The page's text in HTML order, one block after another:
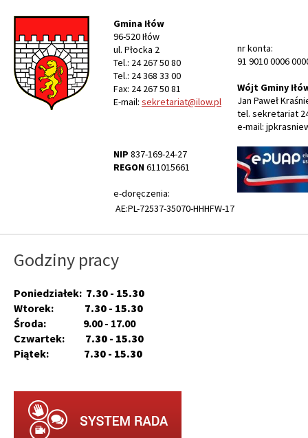
Gmina Iłów
96-520 Iłów
ul. Płocka 2
Tel.: 24 267 50 80
Tel.: 24 368 33 00
Fax: 24 267 50 81
E-mail: sekretariat@ilow.pl
NIP 837-169-24-27
REGON611015661
e-doręczenia:
AE:PL-72537-35070-HHHFW-17
nr konta:
91 9010 0006
Wójt Gminy
Jan Paweł
tel. sekretariat
e-mail:
Godziny pracy
Poniedziałek: 7.30 - 15.30
Wtorek: 7.30 - 15.30
Środa: 9.00 - 17.00
Czwartek: 7.30 - 15.30
Piątek: 7.30 - 15.30